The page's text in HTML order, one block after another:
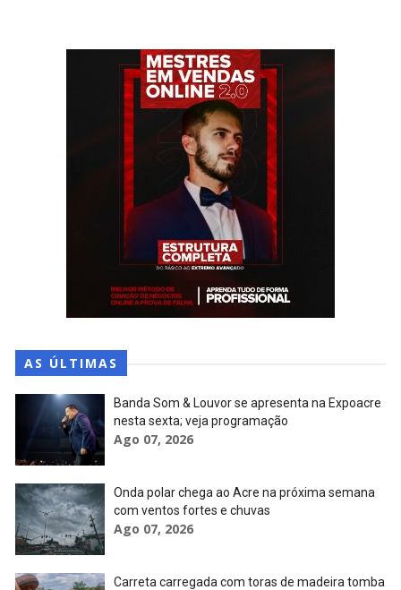
AS ÚLTIMAS
Banda Som & Louvor se apresenta na Expoacre
nesta sexta; veja programação
Ago 07, 2026
Onda polar chega ao Acre na próxima semana
com ventos fortes e chuvas
Ago 07, 2026
Carreta carregada com toras de madeira tomba